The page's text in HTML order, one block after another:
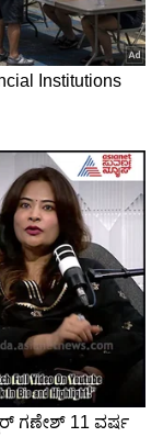
ದಶಕದಲ್ಲಿ
ಪದೇ
ಟೈಪ್
ಮತ್ತು 'S'
ಅವುಗಳ
code)